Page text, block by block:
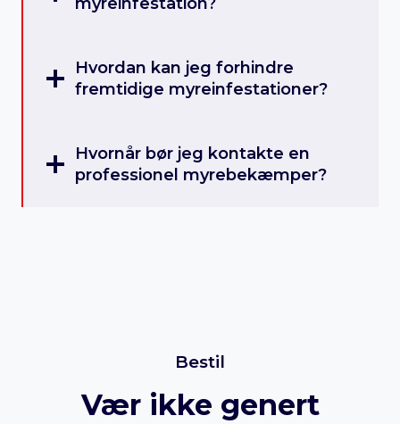
myreinfestation?
Hvordan kan jeg forhindre
fremtidige myreinfestationer?
Hvornår bør jeg kontakte en
professionel myrebekæmper?
Bestil
Vær ikke genert